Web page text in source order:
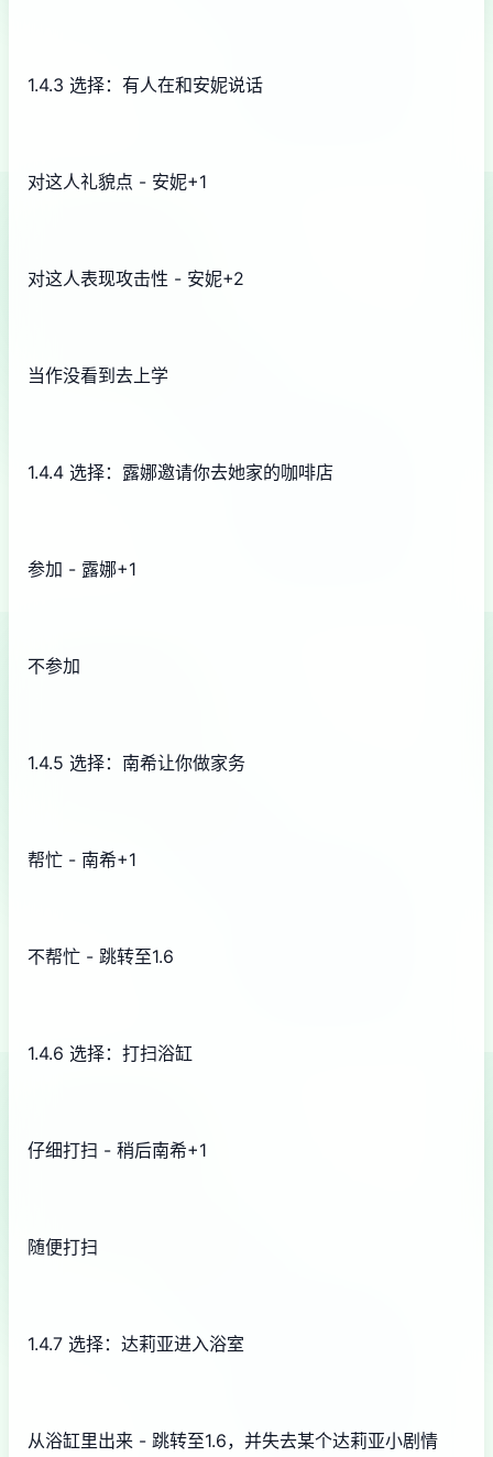
1.4.3 选择：有人在和安妮说话
对这人礼貌点 - 安妮+1
对这人表现攻击性 - 安妮+2
当作没看到去上学
1.4.4 选择：露娜邀请你去她家的咖啡店
参加 - 露娜+1
不参加
1.4.5 选择：南希让你做家务
帮忙 - 南希+1
不帮忙 - 跳转至1.6
1.4.6 选择：打扫浴缸
仔细打扫 - 稍后南希+1
随便打扫
1.4.7 选择：达莉亚进入浴室
从浴缸里出来 - 跳转至1.6，并失去某个达莉亚小剧情